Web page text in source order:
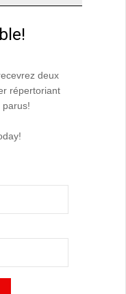
deux
répertoriant
parus!